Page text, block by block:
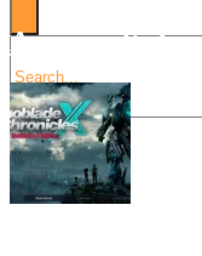
Angespielt: